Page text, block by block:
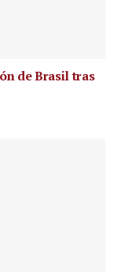
de Brasil tras